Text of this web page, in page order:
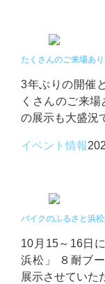
たくさんのご来場あ
3年ぶりの開催
くさんのご来
の展示も大盛況
イベント情報
バイクのふるさと浜
10月15～16日
浜松」 ８耐ブ
展示させていた